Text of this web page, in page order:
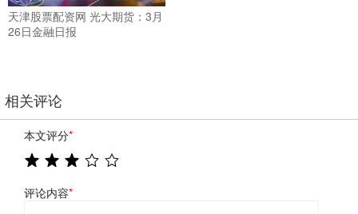
天津股票配资网 光大期货：3月
26日金融日报
相关评论
本文评分*
评论内容*